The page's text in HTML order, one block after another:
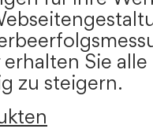
Sie
zu steigern.